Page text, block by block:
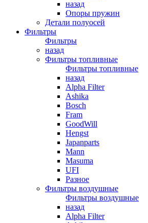
назад
Опоры пружин
Детали полуосей
Фильтры
Фильтры
назад
Фильтры топливные
Фильтры топливные
назад
Alpha Filter
Ashika
Bosch
Fram
GoodWill
Hengst
Japanparts
Mann
Masuma
UFI
Разное
Фильтры воздушные
Фильтры воздушные
назад
Alpha Filter